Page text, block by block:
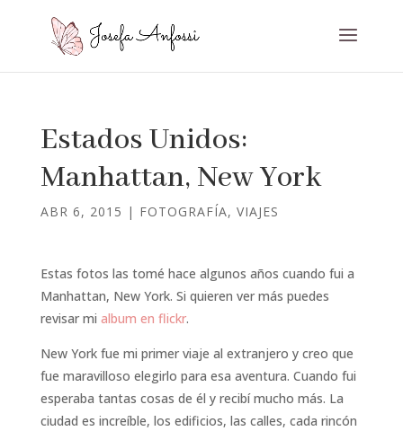
Estados Unidos:
Manhattan, New York
ABR 6, 2015 | FOTOGRAFÍA, VIAJES
Estas fotos las tomé hace algunos años cuando fui a
Manhattan, New York. Si quieren ver más puedes
revisar mi album en flickr.
New York fue mi primer viaje al extranjero y creo que
fue maravilloso elegirlo para esa aventura. Cuando fui
esperaba tantas cosas de él y recibí mucho más. La
ciudad es increíble, los edificios, las calles, cada rincón